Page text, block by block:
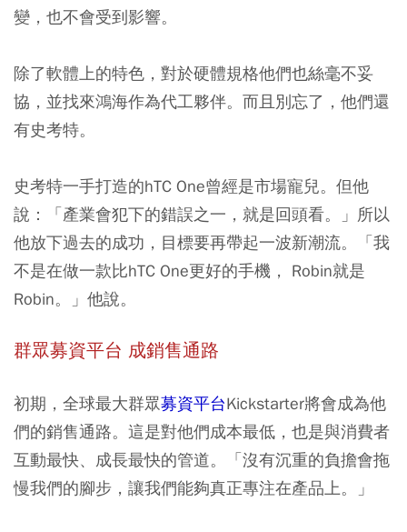
變，也不會受到影響。
除了軟體上的特色，對於硬體規格他們也絲毫不妥
協，並找來鴻海作為代工夥伴。而且別忘了，他們還
有史考特。
史考特一手打造的hTC One曾經是市場寵兒。但他
說：「產業會犯下的錯誤之一，就是回頭看。」所以
他放下過去的成功，目標要再帶起一波新潮流。「我
不是在做一款比hTC One更好的手機， Robin就是
Robin。」他說。
群眾募資平台 成銷售通路
初期，全球最大群眾募資平台Kickstarter將會成為他
們的銷售通路。這是對他們成本最低，也是與消費者
互動最快、成長最快的管道。「沒有沉重的負擔會拖
慢我們的腳步，讓我們能夠真正專注在產品上。」